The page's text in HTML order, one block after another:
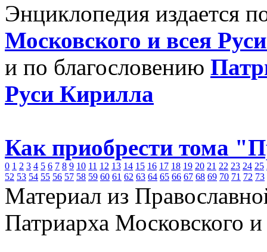
Энциклопедия издается
Московского и всея
и по благословению
Руси Кирилла
Как приобрести тома
0 1 2 3 4 5 6 7 8 9 10 11 12 13 14 15 16 17 18 19 20 21 22 23 24 25
52 53 54 55 56 57 58 59 60 61 62 63 64 65 66 67 68 69 70 71 72 73
Материал из
Патриарха Московского